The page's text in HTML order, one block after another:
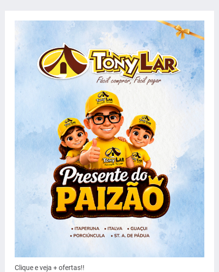
Clique e veja + ofertas!!